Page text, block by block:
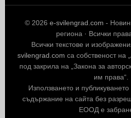
© 2026e-svilengrad.com -
региона · Всички
Всички текстове и
svilengrad.com са собственост
под закрила на „Закона за
им права“.
Използването и
съдържание на сайта без
ЕООД е